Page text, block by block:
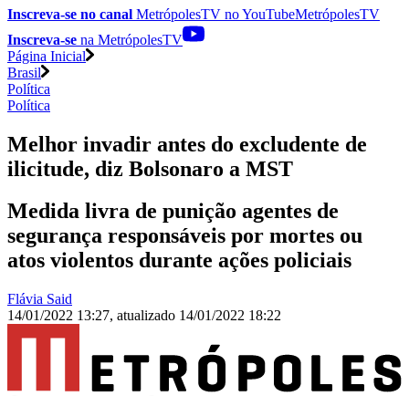
Inscreva-se no canal MetrópolesTV noYouTubeMetrópolesTV
Inscreva-se na MetrópolesTV
Página Inicial
Brasil
Política
Política
Melhor invadir antes do excludente de
ilicitude, diz Bolsonaro a MST
Medida livra de punição agentes de
segurança responsáveis por mortes ou
atos violentos durante ações policiais
Flávia Said
14/01/2022 13:27, atualizado 14/01/2022 18:22